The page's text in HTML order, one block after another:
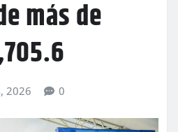
más de
2026 0